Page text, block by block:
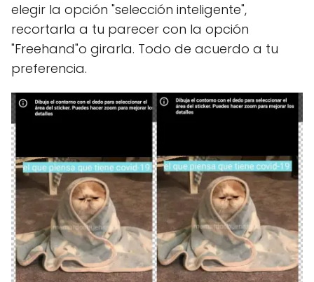
elegir la opción "selección inteligente",
recortarla a tu parecer con la opción
"Freehand"o girarla. Todo de acuerdo a tu
preferencia.